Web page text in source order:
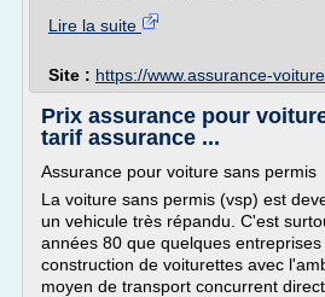
Lire la suite
Site : https://www.assurance-
Prix assurance pour
tarif assurance ...
Assurance pour voiture sans permis
La voiture sans permis (vsp) est
un vehicule très répandu. C'est
années 80 que quelques
construction de voiturettes avec
moyen de transport concurrent